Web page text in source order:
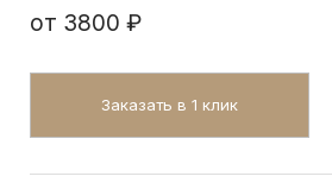
от 3800 ₽
Заказать в 1 клик